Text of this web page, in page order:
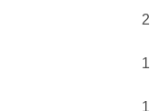
2
1
1